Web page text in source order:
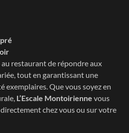
restaurant de répondre aux
tout en garantissant une
exemplaires. Que vous soyez en
L’Escale Montoirienne vous
chez vous ou sur votre